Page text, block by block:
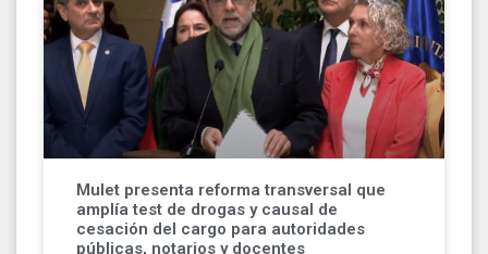
Mulet presenta reforma transversal que
amplía test de drogas y causal de
cesación del cargo para autoridades
públicas, notarios y docentes